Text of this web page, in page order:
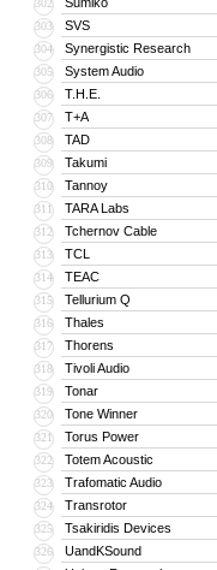
302
303 SVS
304 Synergistic Research
305 System Audio
306 T.H.E.
307 T+A
308 TAD
309 Takumi
310 Tannoy
311 TARA Labs
312 Tchernov Cable
313 TCL
314 TEAC
315 Tellurium Q
316 Thales
317 Thorens
318 Tivoli Audio
319 Tonar
320 Tone Winner
321 Torus Power
322 Totem Acoustic
323 Trafomatic Audio
324 Transrotor
325 Tsakiridis Devices
326 UandKSound